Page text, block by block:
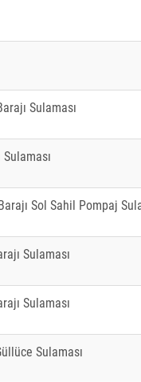
Sulaması
Sol Sahil Pompaj
Sulaması
Sulaması
Sulaması